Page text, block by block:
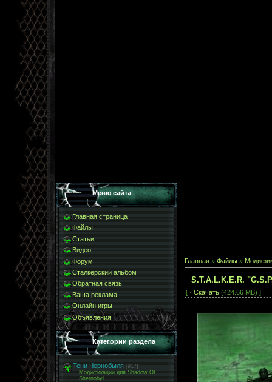
Меню сайта
Главная страница
Файлы
Статьи
Видео
Форум
Сталкерский альбом
Обратная связь
Ваша реклама
Онлайн игры
Объявления
Категории раздела
Тени Чернобыля [917]
Модификации для Shadow Of
Shernobyl
Главная » Файлы »
S.T.A.L.K.E.R.
[ · Скачать (424.66 MB) ]